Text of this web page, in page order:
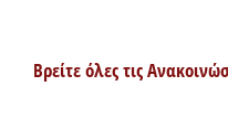
Βρείτε όλες τις